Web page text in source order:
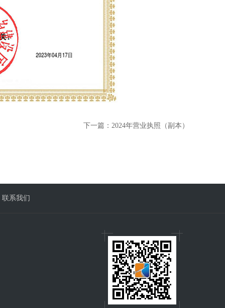
下一篇： 2024年营业执照（副本）
联系我们